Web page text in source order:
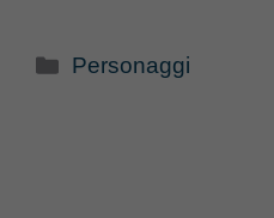
Categorie
Personaggi